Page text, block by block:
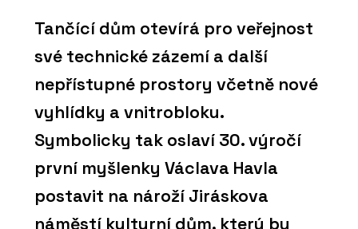
Tančící dům otevírá pro veřejnost
své technické zázemí a další
nepřístupné prostory včetně nové
vyhlídky a vnitrobloku.
Symbolicky tak oslaví 30. výročí
první myšlenky Václava Havla
postavit na nároží Jiráskova
náměstí kulturní dům, který by